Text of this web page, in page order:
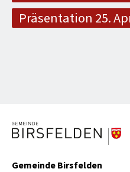
Präsentation 25.
Gemeinde Birsfelden